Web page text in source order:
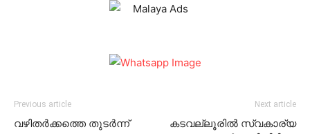
Previous article
വഴിതര്‍ക്കത്തെ തുടര്‍ന്ന്
Next article
കടവല്ലൂരില്‍ സ്വകാര്യ